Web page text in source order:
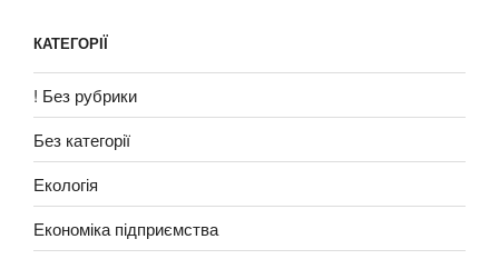
КАТЕГОРІЇ
! Без рубрики
Без категорії
Екологія
Економіка підприємства